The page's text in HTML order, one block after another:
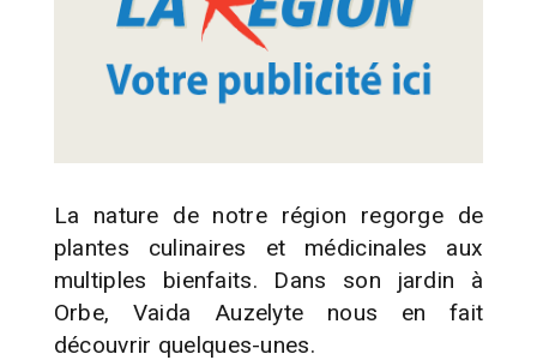
La nature de notre région regorge de
plantes culinaires et médicinales aux
multiples bienfaits. Dans son jardin à
Orbe, Vaida Auzelyte nous en fait
découvrir quelques-unes.